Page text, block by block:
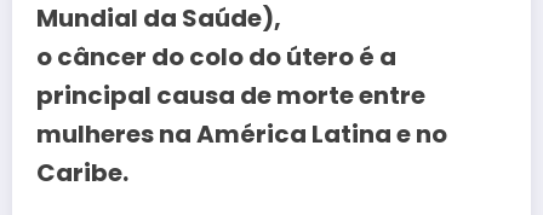
Mundial da Saúde),
o câncer do colo do útero é a
principal causa de morte entre
mulheres na América Latina e no
Caribe.